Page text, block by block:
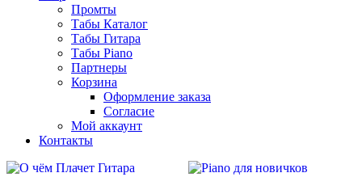
Промты
Табы Каталог
Табы Гитара
Табы Piano
Партнеры
Корзина
Оформление заказа
Согласие
Мой аккаунт
Контакты